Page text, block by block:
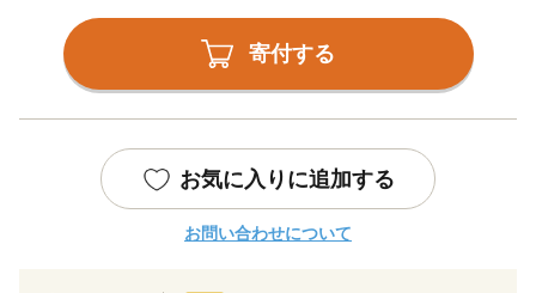
寄付する
お気に入りに追加する
お問い合わせについて